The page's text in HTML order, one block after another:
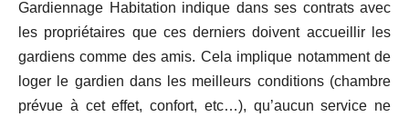
Gardiennage Habitation indique dans ses contrats avec
les propriétaires que ces derniers doivent accueillir les
gardiens comme des amis. Cela implique notamment de
loger le gardien dans les meilleurs conditions (chambre
prévue à cet effet, confort, etc…), qu’aucun service ne